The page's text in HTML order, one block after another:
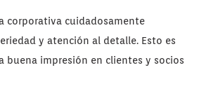
corporativa cuidadosamente
y atención al detalle. Esto es
buena impresión en clientes y socios